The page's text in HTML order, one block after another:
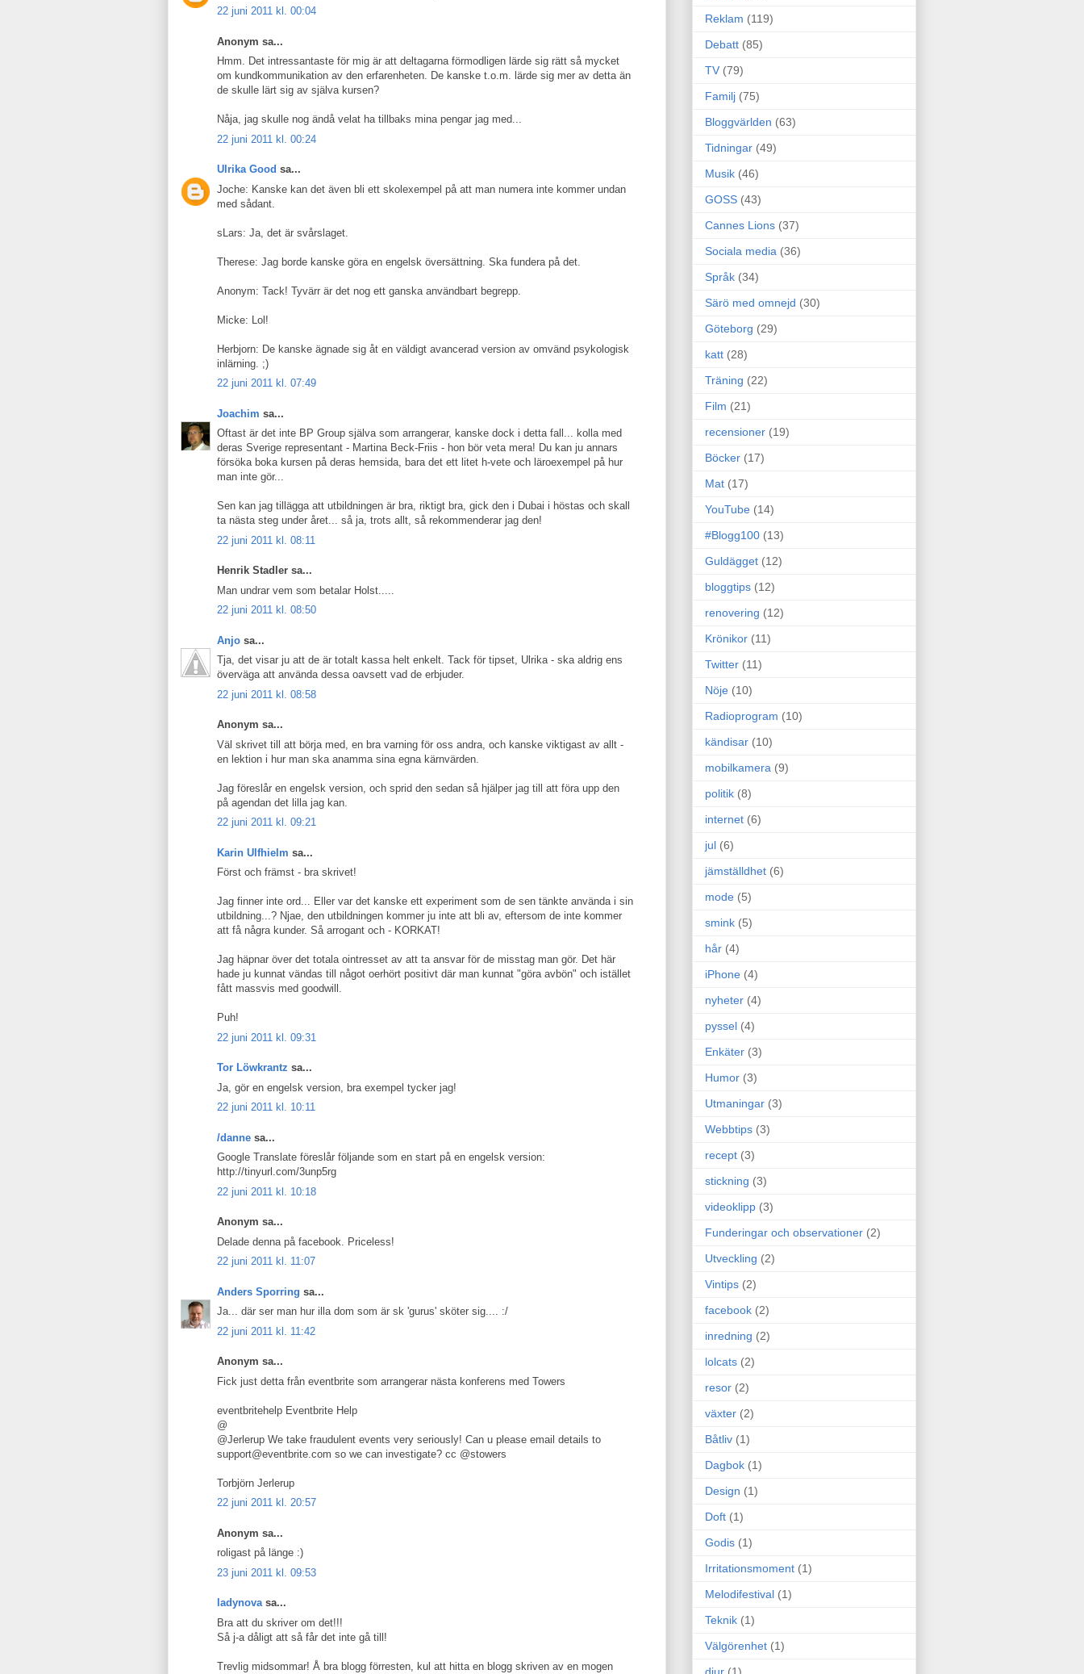
22 juni 2011 kl. 00:04
Anonym sa...
Hmm. Det intressantaste för mig är att deltagarna förmodligen lärde sig rätt så mycket
om kundkommunikation av den erfarenheten. De kanske t.o.m. lärde sig mer av detta än
de skulle lärt sig av själva kursen?
Nåja, jag skulle nog ändå velat ha tillbaks mina pengar jag med...
22 juni 2011 kl. 00:24
Ulrika Good sa...
Joche: Kanske kan det även bli ett skolexempel på att man numera inte kommer undan
med sådant.
sLars: Ja, det är svårslaget.
Therese: Jag borde kanske göra en engelsk översättning. Ska fundera på det.
Anonym: Tack! Tyvärr är det nog ett ganska användbart begrepp.
Micke: Lol!
Herbjorn: De kanske ägnade sig åt en väldigt avancerad version av omvänd psykologisk
inlärning. ;)
22 juni 2011 kl. 07:49
Joachim sa...
Oftast är det inte BP Group själva som arrangerar, kanske dock i detta fall... kolla med
deras Sverige representant - Martina Beck-Friis - hon bör veta mera! Du kan ju annars
försöka boka kursen på deras hemsida, bara det ett litet h-vete och läroexempel på hur
man inte gör...
Sen kan jag tillägga att utbildningen är bra, riktigt bra, gick den i Dubai i höstas och skall
ta nästa steg under året... så ja, trots allt, så rekommenderar jag den!
22 juni 2011 kl. 08:11
Henrik Stadler sa...
Man undrar vem som betalar Holst.....
22 juni 2011 kl. 08:50
Anjo sa...
Tja, det visar ju att de är totalt kassa helt enkelt. Tack för tipset, Ulrika - ska aldrig ens
överväga att använda dessa oavsett vad de erbjuder.
22 juni 2011 kl. 08:58
Anonym sa...
Väl skrivet till att börja med, en bra varning för oss andra, och kanske viktigast av allt -
en lektion i hur man ska anamma sina egna kärnvärden.
Jag föreslår en engelsk version, och sprid den sedan så hjälper jag till att föra upp den
på agendan det lilla jag kan.
22 juni 2011 kl. 09:21
Karin Ulfhielm sa...
Först och främst - bra skrivet!
Jag finner inte ord... Eller var det kanske ett experiment som de sen tänkte använda i sin
utbildning...? Njae, den utbildningen kommer ju inte att bli av, eftersom de inte kommer
att få några kunder. Så arrogant och - KORKAT!
Jag häpnar över det totala ointresset av att ta ansvar för de misstag man gör. Det här
hade ju kunnat vändas till något oerhört positivt där man kunnat "göra avbön" och istället
fått massvis med goodwill.
Puh!
22 juni 2011 kl. 09:31
Tor Löwkrantz sa...
Ja, gör en engelsk version, bra exempel tycker jag!
22 juni 2011 kl. 10:11
/danne sa...
Google Translate föreslår följande som en start på en engelsk version:
http://tinyurl.com/3unp5rg
22 juni 2011 kl. 10:18
Anonym sa...
Delade denna på facebook. Priceless!
22 juni 2011 kl. 11:07
Anders Sporring sa...
Ja... där ser man hur illa dom som är sk 'gurus' sköter sig.... :/
22 juni 2011 kl. 11:42
Anonym sa...
Fick just detta från eventbrite som arrangerar nästa konferens med Towers
eventbritehelp Eventbrite Help
@
@Jerlerup We take fraudulent events very seriously! Can u please email details to
support@eventbrite.com so we can investigate? cc @stowers
Torbjörn Jerlerup
22 juni 2011 kl. 20:57
Anonym sa...
roligast på länge :)
23 juni 2011 kl. 09:53
ladynovasa...
Bra att du skriver om det!!!
Så j-a dåligt att så får det inte gå till!
Trevlig midsommar! Å bra blogg förresten, kul att hitta en blogg skriven av en mogen
Reklam (119)
Debatt (85)
TV (79)
Familj (75)
Bloggvärlden (63)
Tidningar (49)
Musik (46)
GOSS (43)
Cannes Lions (37)
Sociala media (36)
Språk (34)
Särö med omnejd (30)
Göteborg (29)
katt (28)
Träning (22)
Film (21)
recensioner (19)
Böcker (17)
Mat (17)
YouTube (14)
#Blogg100 (13)
Guldägget (12)
bloggtips (12)
renovering (12)
Krönikor (11)
Twitter (11)
Nöje (10)
Radioprogram (10)
kändisar (10)
mobilkamera (9)
politik (8)
internet (6)
jul (6)
jämställdhet (6)
mode (5)
smink (5)
hår (4)
iPhone (4)
nyheter (4)
pyssel (4)
Enkäter (3)
Humor (3)
Utmaningar (3)
Webbtips (3)
recept (3)
stickning (3)
videoklipp (3)
Funderingar och observationer (2)
Utveckling (2)
Vintips (2)
facebook (2)
inredning (2)
lolcats (2)
resor (2)
växter (2)
Båtliv (1)
Dagbok (1)
Design (1)
Doft (1)
Godis (1)
Irritationsmoment (1)
Melodifestival (1)
Teknik (1)
Välgörenhet (1)